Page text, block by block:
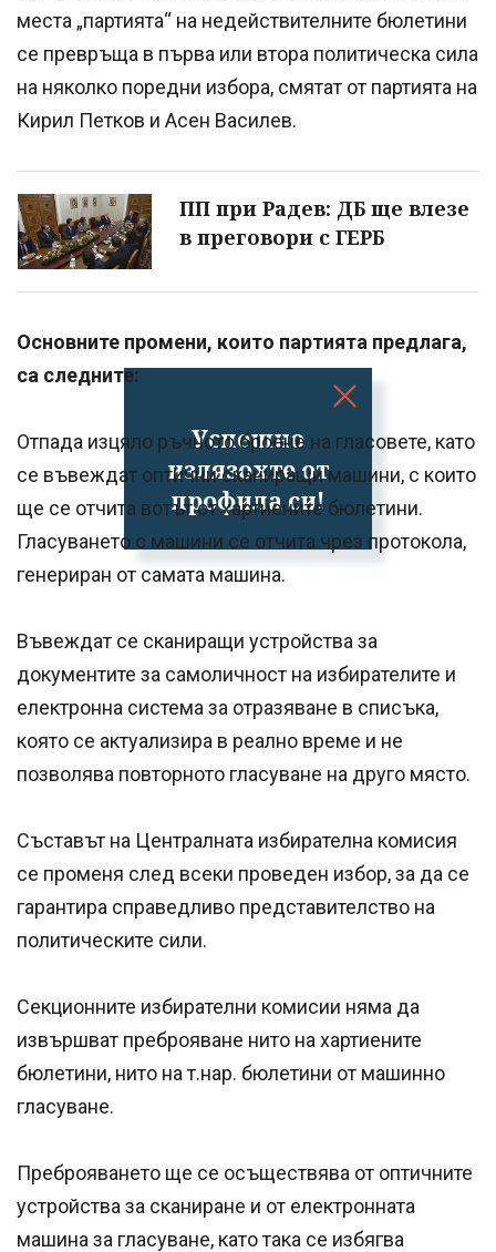
Успешно
излязохте от
профила си!
места „партията“ на недействителните бюлетини
се превръща в първа или втора политическа сила
на няколко поредни избора, смятат от партията на
Кирил Петков и Асен Василев.
ПП при Радев: ДБ ще влезе
в преговори с ГЕРБ
Основните промени, които партията предлага,
са следните:
Отпада изцяло ръчното броене на гласовете, като
се въвеждат оптични сканиращи машини, с които
ще се отчита вотът от хартиените бюлетини.
Гласуването с машини се отчита чрез протокола,
генериран от самата машина.
Въвеждат се сканиращи устройства за
документите за самоличност на избирателите и
електронна система за отразяване в списъка,
която се актуализира в реално време и не
позволява повторното гласуване на друго място.
Съставът на Централната избирателна комисия
се променя след всеки проведен избор, за да се
гарантира справедливо представителство на
политическите сили.
Секционните избирателни комисии няма да
извършват преброяване нито на хартиените
бюлетини, нито на т.нар. бюлетини от машинно
гласуване.
Преброяването ще се осъществява от оптичните
устройства за сканиране и от електронната
машина за гласуване, като така се избягва